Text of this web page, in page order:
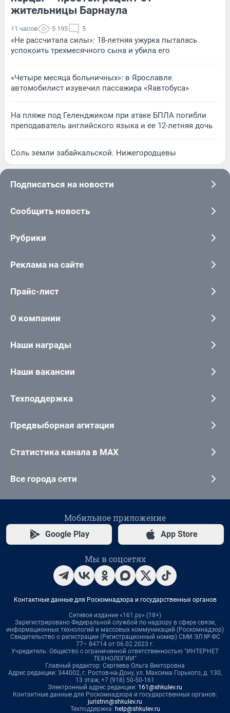
жительницы Барнаула
11 часов 5 195 5
«Не рассчитала силы»: 18-летняя ужурка пыталась
успокоить трехмесячного сына и убила его
«Четыре месяца больничных»: в Ярославле
автомобилист изувечил пассажира «Яавтобуса»
На пляже под Геленджиком при атаке БПЛА погибли
преподаватель английского языка и ее 12-летняя дочь
Соль земли забайкальской. Нижегородцевы
Подписаться на новости
Сообщить новость
Рубрики
Реклама на сайте
Прайс-лист
О компании
Наши награды
Наши вакансии
Техподдержка
Предвыборная агитация
Статистика канала в MAX
Все города сети
Мобильное приложение
Google Play App Store
Мы в соцсетях
Контактные данные для Роскомнадзора и государственных органов
Сетевое издание «161.ру» (18+)
Зарегистрировано Федеральной службой по надзору в сфере связи,
информационных технологий и массовых коммуникаций (Роскомнадзор)
Свидетельство о регистрации (Регистрационный номер) СМИ ЭЛ № ФС
77– 84714 от 06.02.2023 г.
Учредитель: Общество с ограниченной ответственностью "ИНТЕРНЕТ
ТЕХНОЛОГИИ"
Главный редактор: Сергеева Ольга Викторовна
Адрес редакции: 344002, г. Ростов-на-Дону, ул. Максима Горького, д. 130,
13 этаж, +7 (918) 50-50-161
Электронный адрес редакции: 161@shkulev.ru
Контактные данные для Роскомнадзора и государственных органов:
juristnn@shkulev.ru
Техподдержка: help@shkulev.ru